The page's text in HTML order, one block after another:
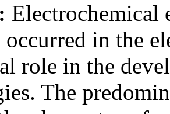
Electrochemical
occurred in the
role in the
The